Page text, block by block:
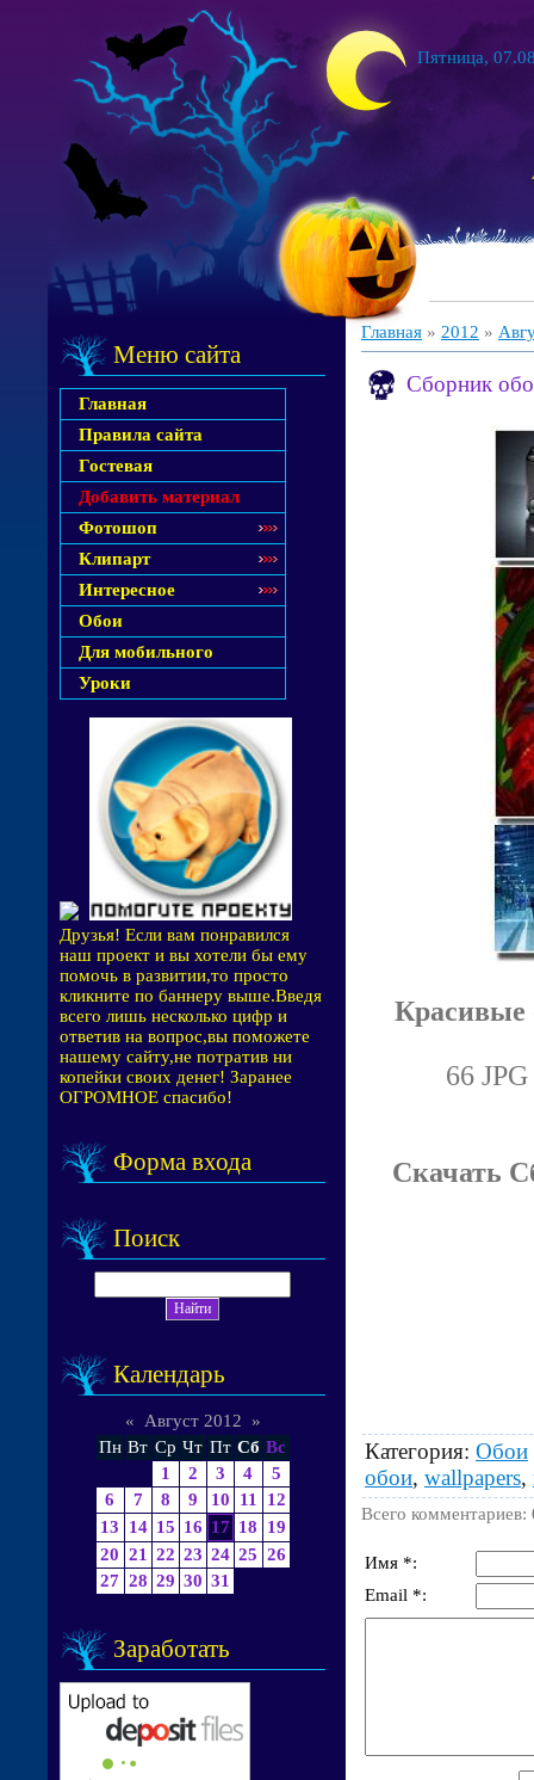
Пятница,
Меню сайта
Главная
Правила сайта
Гостевая
Добавить материал
Фотошоп
Клипарт
Интересное
Обои
Для мобильного
Уроки
Друзья! Если вам понравился
наш проект и вы хотели бы ему
помочь в развитии,то просто
кликните по баннеру выше.Введя
всего лишь несколько цифр и
ответив на вопрос,вы поможете
нашему сайту,не потратив ни
копейки своих денег! Заранее
ОГРОМНОЕ спасибо!
Форма входа
Поиск
Календарь
« Август 2012
»
Пн Вт Ср Чт Пт Сб Вс
1
2 3 4
5
6
7 8 9 10 11
12
13
14 15 16 17 18
19
20 21 22 23 24 25 26
27 28 29 30 31
Заработать
Главная » 2012 »
Сборник
Красивые
66
Скачать
Категория: Обои
обои, wallpapers,
Всего комментариев:
Имя *:
Email *: